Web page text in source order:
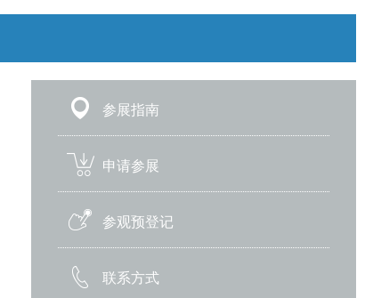
参展指南
申请参展
参观预登记
联系方式